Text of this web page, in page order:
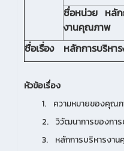
ชื่อหน่วย หลัก
งานคุณภาพ
ชื่อเรื่อง หลักการบริหา
หัวข้อเรื่อง
1. ความหมายของคุณภ
2. วิวัฒนาการของการ
3. หลักการบริหารงาน